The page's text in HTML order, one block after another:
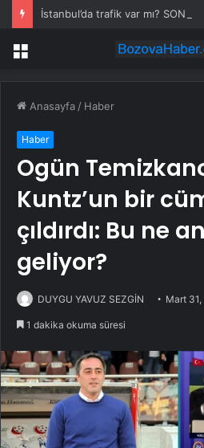
Menü
Anasayfa / Haber
Haber
Ogün
Kuntz’un bir
çıldırdı: Bu ne
geliyor?
DUYGU YAVUZ SEZGİN Mart
1 dakika okuma süresi